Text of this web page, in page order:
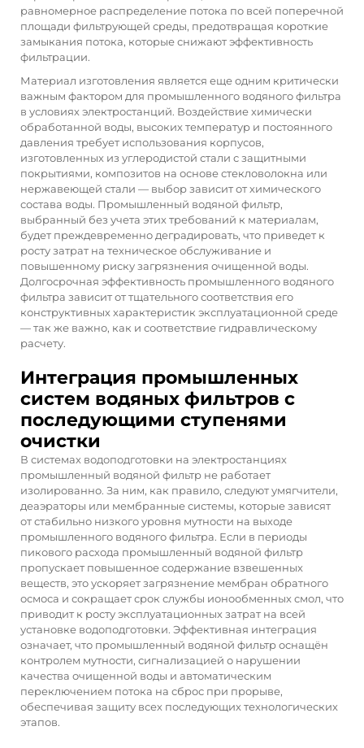
равномерное распределение потока по всей поперечной
площади фильтрующей среды, предотвращая короткие
замыкания потока, которые снижают эффективность
фильтрации.
Материал изготовления является еще одним критически
важным фактором для промышленного водяного фильтра
в условиях электростанций. Воздействие химически
обработанной воды, высоких температур и постоянного
давления требует использования корпусов,
изготовленных из углеродистой стали с защитными
покрытиями, композитов на основе стекловолокна или
нержавеющей стали — выбор зависит от химического
состава воды. Промышленный водяной фильтр,
выбранный без учета этих требований к материалам,
будет преждевременно деградировать, что приведет к
росту затрат на техническое обслуживание и
повышенному риску загрязнения очищенной воды.
Долгосрочная эффективность промышленного водяного
фильтра зависит от тщательного соответствия его
конструктивных характеристик эксплуатационной среде
— так же важно, как и соответствие гидравлическому
расчету.
Интеграция промышленных
систем водяных фильтров с
последующими ступенями
очистки
В системах водоподготовки на электростанциях
промышленный водяной фильтр не работает
изолированно. За ним, как правило, следуют умягчители,
деаэраторы или мембранные системы, которые зависят
от стабильно низкого уровня мутности на выходе
промышленного водяного фильтра. Если в периоды
пикового расхода промышленный водяной фильтр
пропускает повышенное содержание взвешенных
веществ, это ускоряет загрязнение мембран обратного
осмоса и сокращает срок службы ионообменных смол, что
приводит к росту эксплуатационных затрат на всей
установке водоподготовки. Эффективная интеграция
означает, что промышленный водяной фильтр оснащён
контролем мутности, сигнализацией о нарушении
качества очищенной воды и автоматическим
переключением потока на сброс при прорыве,
обеспечивая защиту всех последующих технологических
этапов.